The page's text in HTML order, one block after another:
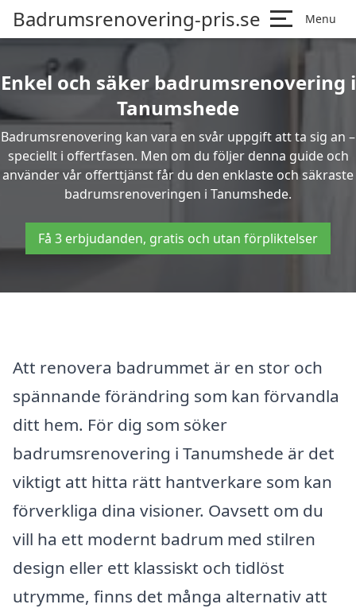
Badrumsrenovering-pris.se Menu
Enkel och säker badrumsrenovering i
Tanumshede
Badrumsrenovering kan vara en svår uppgift att ta sig an –
speciellt i offertfasen. Men om du följer denna guide och
använder vår offerttjänst får du den enklaste och säkraste
badrumsrenoveringen i Tanumshede.
Få 3 erbjudanden, gratis och utan förpliktelser
Att renovera badrummet är en stor och
spännande förändring som kan förvandla
ditt hem. För dig som söker
badrumsrenovering i Tanumshede är det
viktigt att hitta rätt hantverkare som kan
förverkliga dina visioner. Oavsett om du
vill ha ett modernt badrum med stilren
design eller ett klassiskt och tidlöst
utrymme, finns det många alternativ att